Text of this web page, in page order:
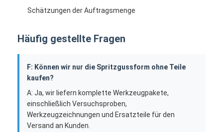
Schätzungen der Auftragsmenge
Häufig gestellte Fragen
F: Können wir nur die Spritzgussform ohne Teile
kaufen?
A: Ja, wir liefern komplette Werkzeugpakete,
einschließlich Versuchsproben,
Werkzeugzeichnungen und Ersatzteile für den
Versand an Kunden.